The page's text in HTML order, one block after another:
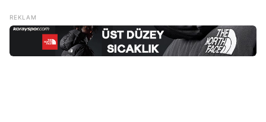
lifler, sindirim sisteminin düzgün çalışmasına yardımcı olur.
Özellikle kabızlık sorunuyla mücadelede etkilidirler, çünkü
bağırsak hareketlerini […]